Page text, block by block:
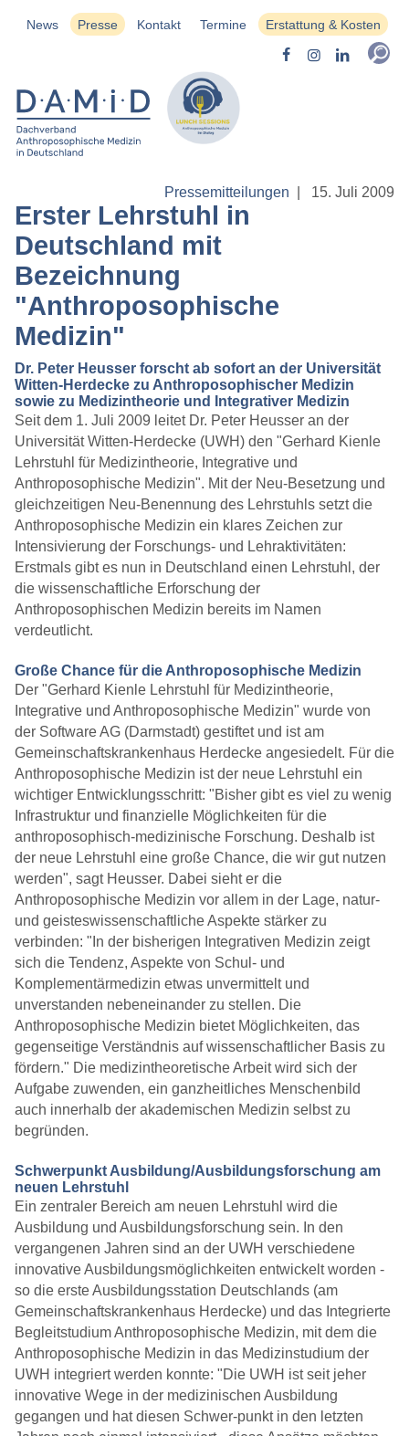
News Presse Kontakt Termine Erstattung & Kosten
Pressemitteilungen 15. Juli 2009
Erster Lehrstuhl in
Deutschland mit
Bezeichnung
"Anthroposophische
Medizin"
Dr. Peter Heusser forscht ab sofort an der Universität
Witten-Herdecke zu Anthroposophischer Medizin
sowie zu Medizintheorie und Integrativer Medizin
Seit dem 1. Juli 2009 leitet Dr. Peter Heusser an der
Universität Witten-Herdecke (UWH) den "Gerhard Kienle
Lehrstuhl für Medizintheorie, Integrative und
Anthroposophische Medizin". Mit der Neu-Besetzung und
gleichzeitigen Neu-Benennung des Lehrstuhls setzt die
Anthroposophische Medizin ein klares Zeichen zur
Intensivierung der Forschungs- und Lehraktivitäten:
Erstmals gibt es nun in Deutschland einen Lehrstuhl, der
die wissenschaftliche Erforschung der
Anthroposophischen Medizin bereits im Namen
verdeutlicht.
Große Chance für die Anthroposophische Medizin
Der "Gerhard Kienle Lehrstuhl für Medizintheorie,
Integrative und Anthroposophische Medizin" wurde von
der Software AG (Darmstadt) gestiftet und ist am
Gemeinschaftskrankenhaus Herdecke angesiedelt. Für die
Anthroposophische Medizin ist der neue Lehrstuhl ein
wichtiger Entwicklungsschritt: "Bisher gibt es viel zu wenig
Infrastruktur und finanzielle Möglichkeiten für die
anthroposophisch-medizinische Forschung. Deshalb ist
der neue Lehrstuhl eine große Chance, die wir gut nutzen
werden", sagt Heusser. Dabei sieht er die
Anthroposophische Medizin vor allem in der Lage, natur-
und geisteswissenschaftliche Aspekte stärker zu
verbinden: "In der bisherigen Integrativen Medizin zeigt
sich die Tendenz, Aspekte von Schul- und
Komplementärmedizin etwas unvermittelt und
unverstanden nebeneinander zu stellen. Die
Anthroposophische Medizin bietet Möglichkeiten, das
gegenseitige Verständnis auf wissenschaftlicher Basis zu
fördern." Die medizintheoretische Arbeit wird sich der
Aufgabe zuwenden, ein ganzheitliches Menschenbild
auch innerhalb der akademischen Medizin selbst zu
begründen.
Schwerpunkt Ausbildung/Ausbildungsforschung am
neuen Lehrstuhl
Ein zentraler Bereich am neuen Lehrstuhl wird die
Ausbildung und Ausbildungsforschung sein. In den
vergangenen Jahren sind an der UWH verschiedene
innovative Ausbildungsmöglichkeiten entwickelt worden -
so die erste Ausbildungsstation Deutschlands (am
Gemeinschaftskrankenhaus Herdecke) und das Integrierte
Begleitstudium Anthroposophische Medizin, mit dem die
Anthroposophische Medizin in das Medizinstudium der
UWH integriert werden konnte: "Die UWH ist seit jeher
innovative Wege in der medizinischen Ausbildung
gegangen und hat diesen Schwer-punkt in den letzten